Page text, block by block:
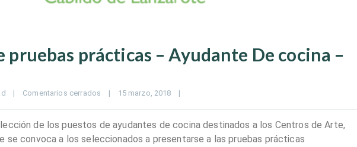
pruebas prácticas – Ayudante De cocina –
| Comentarios cerrados | 15 marzo, 2018 |
de los puestos de ayudantes de cocina destinados a los Centros de Arte,
se convoca a los seleccionados a presentarse a las pruebas prácticas